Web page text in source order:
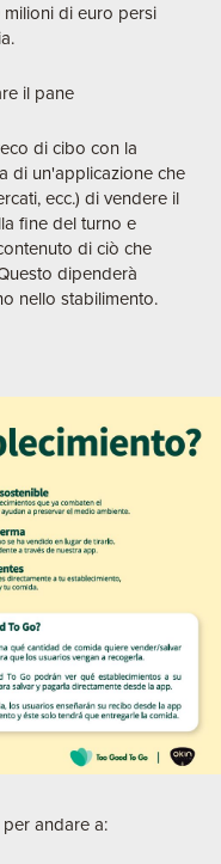
di euro persi
il pane
di cibo con la
di un'applicazione che
ecc.) di vendere il
fine del turno e
di ciò che
dipenderà
nello stabilimento.
andare a: